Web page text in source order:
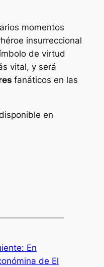
momentos
insurreccional
de virtud
vital, y será
fanáticos en las
en
En
de El